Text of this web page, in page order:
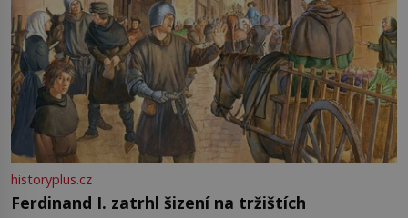
historyplus.cz
Ferdinand I. zatrhl šizení na tržištích